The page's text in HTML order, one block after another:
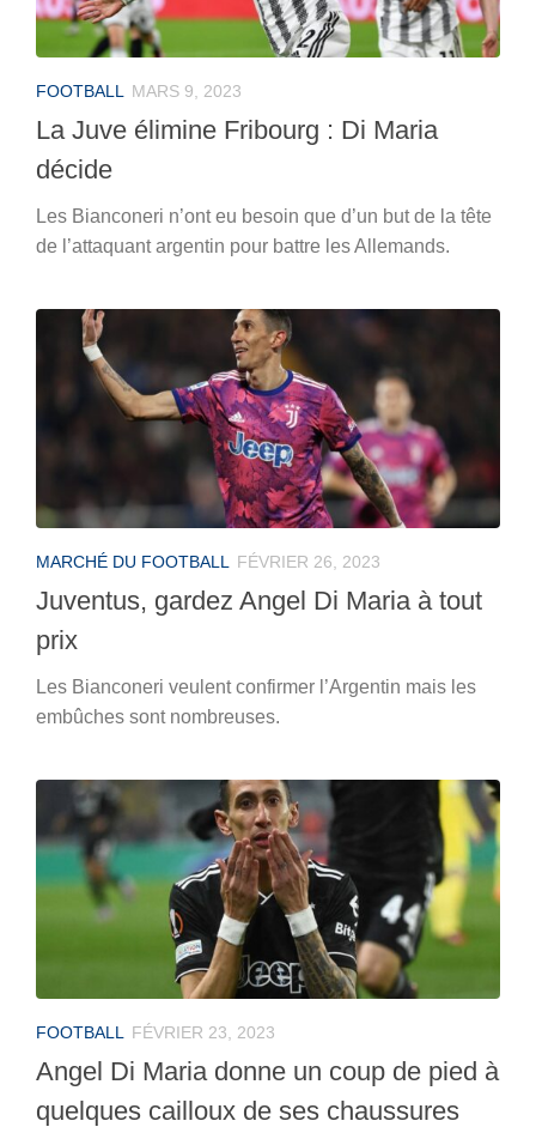
FOOTBALL MARS 9, 2023
La Juve élimine Fribourg : Di Maria
décide
Les Bianconeri n’ont eu besoin que d’un but de la tête
de l’attaquant argentin pour battre les Allemands.
MARCHÉ DU FOOTBALL FÉVRIER 26, 2023
Juventus, gardez Angel Di Maria à tout
prix
Les Bianconeri veulent confirmer l’Argentin mais les
embûches sont nombreuses.
FOOTBALL FÉVRIER 23, 2023
Angel Di Maria donne un coup de pied à
quelques cailloux de ses chaussures